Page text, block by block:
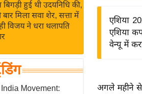
बिगड़ी हुई थी उदयनिधि की,
बार मिला सवा शेर, सत्ता में
विजय ने धरा थलापति
Movement:
एशिया
एशिया
वेन्यू में
अगले महीने से